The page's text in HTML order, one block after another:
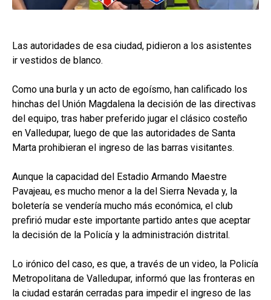
Las autoridades de esa ciudad, pidieron a los asistentes
ir vestidos de blanco.
Como una burla y un acto de egoísmo, han calificado los
hinchas del Unión Magdalena la decisión de las directivas
del equipo, tras haber preferido jugar el clásico costeño
en Valledupar, luego de que las autoridades de Santa
Marta prohibieran el ingreso de las barras visitantes.
Aunque la capacidad del Estadio Armando Maestre
Pavajeau, es mucho menor a la del Sierra Nevada y, la
boletería se vendería mucho más económica, el club
prefirió mudar este importante partido antes que aceptar
la decisión de la Policía y la administración distrital.
Lo irónico del caso, es que, a través de un video, la Policía
Metropolitana de Valledupar, informó que las fronteras en
la ciudad estarán cerradas para impedir el ingreso de las